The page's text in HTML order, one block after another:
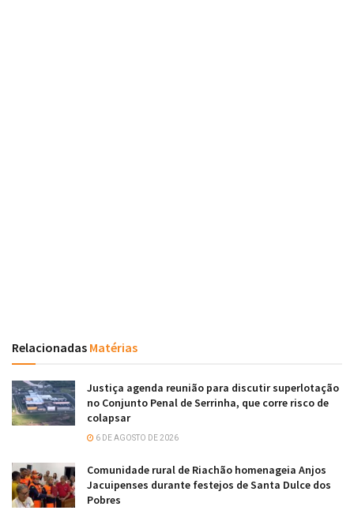
Relacionadas Matérias
Justiça agenda reunião para discutir superlotação
no Conjunto Penal de Serrinha, que corre risco de
colapsar
6 DE AGOSTO DE 2026
Comunidade rural de Riachão homenageia Anjos
Jacuipenses durante festejos de Santa Dulce dos
Pobres